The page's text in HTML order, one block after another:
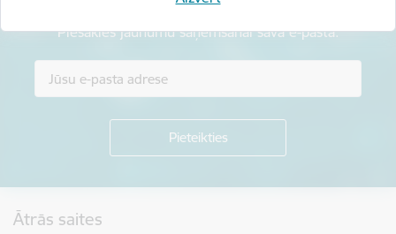
Piesakies jaunumu saņemšanai savā e-pastā.
Ātrās saites